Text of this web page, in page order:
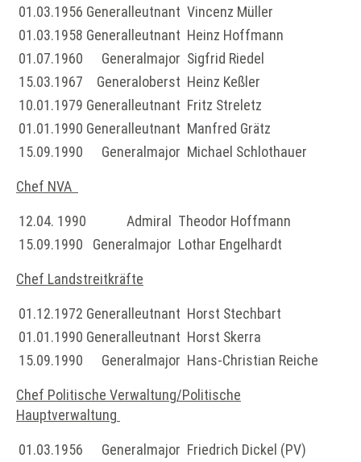
01.03.1956 Generalleutnant Vincenz Müller
01.03.1958 Generalleutnant Heinz Hoffmann
01.07.1960
Generalmajor Sigfrid Riedel
15.03.1967
Generaloberst Heinz Keßler
10.01.1979 Generalleutnant Fritz Streletz
01.01.1990 Generalleutnant Manfred Grätz
15.09.1990
Generalmajor Michael Schlothauer
Chef NVA
12.04. 1990 Admiral
Theodor Hoffmann
15.09.1990
Generalmajor Lothar Engelhardt
Chef Landstreitkräfte
01.12.1972 Generalleutnant Horst Stechbart
01.01.1990 Generalleutnant Horst Skerra
15.09.1990
Generalmajor Hans-Christian Reiche
Chef Politische Verwaltung/Politische
Hauptverwaltung
01.03.1956 Generalmajor Friedrich Dickel (PV)